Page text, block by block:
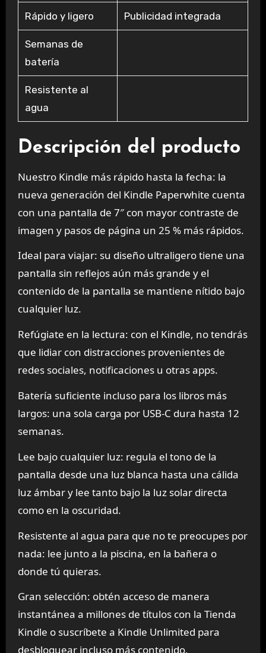
Rápido y ligero Publicidad integrada
Semanas de
batería
Resistente al
agua
Descripción del producto
Nuestro Kindle más rápido hasta la fecha: la
nueva generación del Kindle Paperwhite cuenta
con una pantalla de 7″ con mayor contraste de
imagen y pasos de página un 25 % más rápidos.
Ideal para viajar: su diseño ultraligero tiene una
pantalla sin reflejos aún más grande y el
contenido de la pantalla se mantiene nítido bajo
cualquier luz.
Refúgiate en la lectura: con el Kindle, no tendrás
que lidiar con distracciones provenientes de
redes sociales, notificaciones u otras apps.
Batería suficiente incluso para los libros más
largos: una sola carga por USB-C dura hasta 12
semanas.
Lee bajo cualquier luz: regula el tono de la
pantalla desde una luz blanca hasta una cálida
luz ámbar y lee tanto bajo la luz solar directa
como en la oscuridad.
Resistente al agua para que no te preocupes por
nada: lee junto a la piscina, en la bañera o
donde tú quieras.
Gran selección: obtén acceso de manera
instantánea a millones de títulos con la Tienda
Kindle o suscríbete a Kindle Unlimited para
desbloquear incluso más contenido.